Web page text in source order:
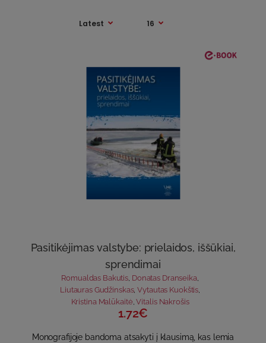
Pasitikėjimas valstybe: prielaidos, iššūkiai,
sprendimai
Romualdas Bakutis, Donatas Dranseika,
Liutauras Gudžinskas,Vytautas Kuokštis,
Kristina Malūkaitė ,Vitalis Nakrošis
1.72€
Monografijoje bandoma atsakyti į klausimą, kas lemia